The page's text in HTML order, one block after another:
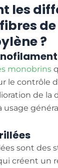
les
de
?
monobrins
le contrôle
de la
usage
sont des
créent un